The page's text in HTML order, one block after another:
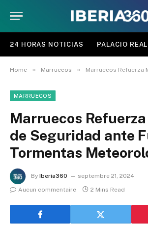
24 HORAS NOTICIAS PALACIO
Home » Marruecos » Marruecos Refuerza Medidas de
MARRUECOS
Marruecos
de Seguridad ante
Tormentas
By Iberia360
septembre 21, 2024
Aucun commentaire
2 Mins Read